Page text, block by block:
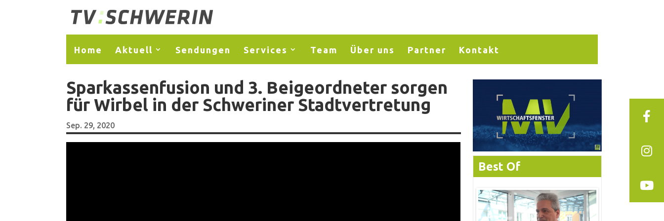
Home Aktuell Sendungen Services Team Über uns Partner Kontakt
Sparkassenfusion und 3. Beigeordneter sorgen
für Wirbel in der Schweriner Stadtvertretung
Sep. 29, 2020
Best Of